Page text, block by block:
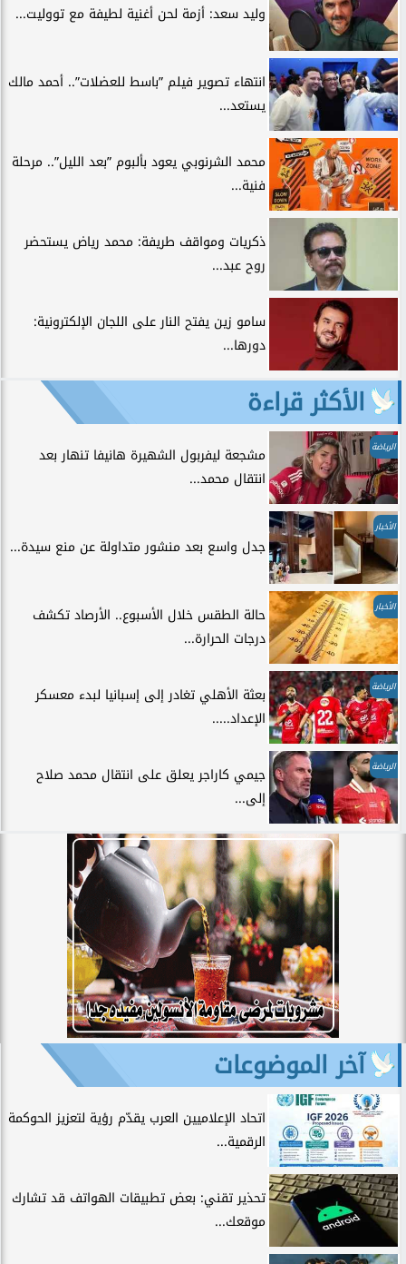
وليد سعد: أزمة لحن أغنية لطيفة مع تووليت...
انتهاء تصوير فيلم ”باسط للعضلات”.. أحمد مالك
يستعد...
محمد الشرنوبي يعود بألبوم ”بعد الليل”.. مرحلة
فنية...
ذكريات ومواقف طريفة: محمد رياض يستحضر
روح عبد...
سامو زين يفتح النار على اللجان الإلكترونية:
دورها...
الأكثر قراءة
الرياضة
مشجعة ليفربول الشهيرة هانيفا تنهار بعد
انتقال محمد...
الأخبار
جدل واسع بعد منشور متداولة عن منع سيدة...
الأخبار
حالة الطقس خلال الأسبوع.. الأرصاد تكشف
درجات الحرارة...
الرياضة
بعثة الأهلي تغادر إلى إسبانيا لبدء معسكر
الإعداد.....
الرياضة
جيمي كاراجر يعلق على انتقال محمد صلاح
إلى...
آخر الموضوعات
اتحاد الإعلاميين العرب يقدّم رؤية لتعزيز الحوكمة
الرقمية...
تحذير تقني: بعض تطبيقات الهواتف قد تشارك
موقعك...